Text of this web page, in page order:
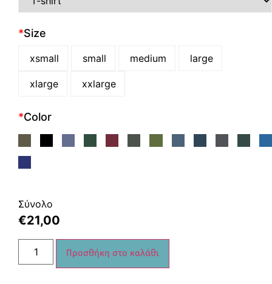
*Size
xsmall small medium large
xlarge xxlarge
*Color
Σύνολο
€21,00
Προσθήκη στο καλάθι